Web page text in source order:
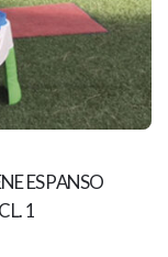
ESPANSO
1